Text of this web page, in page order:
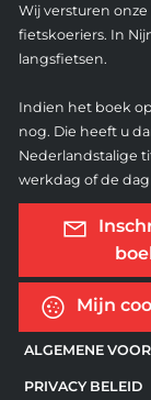
Wij versturen
fietskoeriers. In
langsfietsen.
Indien het boek
nog. Die heeft u
Nederlandstalige
werkdag of de dag
Mijn
ALGEMENE
PRIVACY BELEID